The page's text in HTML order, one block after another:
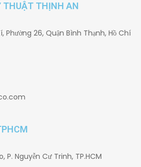
THUẬT THỊNH AN
Phường 26, Quận Bình Thạnh, Hồ Chí
P. Nguyễn Cư Trinh, TP.HCM